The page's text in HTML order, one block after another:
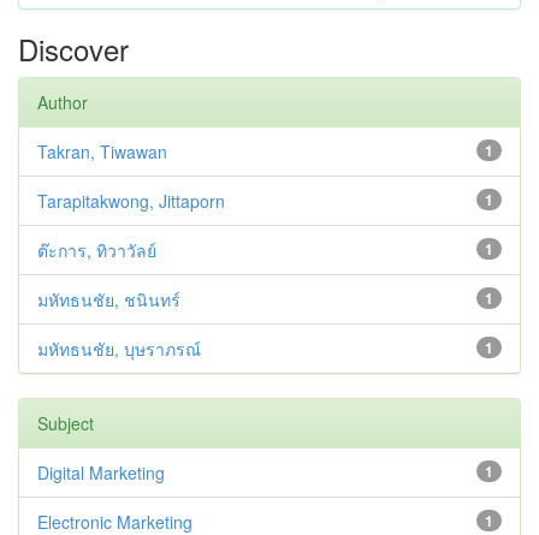
Discover
Author
1
Takran, Tiwawan
1
Tarapitakwong, Jittaporn
1
ต๊ะการ, ทิวาวัลย์
1
มหัทธนชัย, ชนินทร์
1
มหัทธนชัย, บุษราภรณ์
Subject
1
Digital Marketing
1
Electronic Marketing